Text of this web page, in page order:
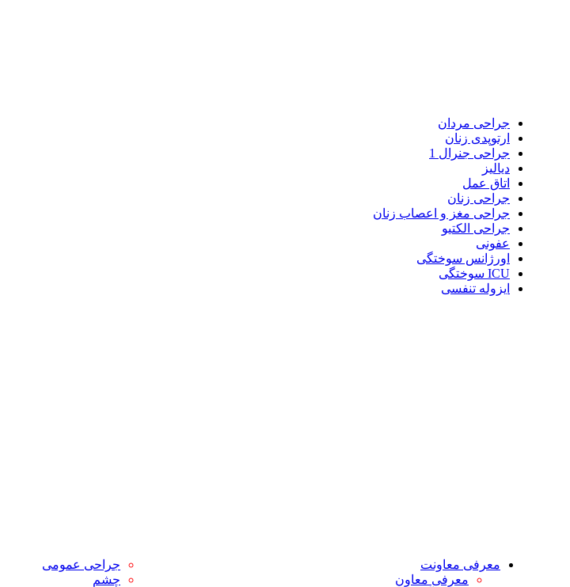
جراحی مردان
ارتوپدی زنان
جراحی جنرال 1
دیالیز
اتاق عمل
جراحی زنان
جراحی مغز و اعصاب زنان
جراحی الکتیو
عفونی
اورژانس سوختگی
ICU سوختگی
ایزوله تنفسی
معرفی معاونت
معرفی معاون
جراحی عمومی
چشم